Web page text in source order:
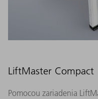
LiftMaster Compact
Pomocou zariadenia